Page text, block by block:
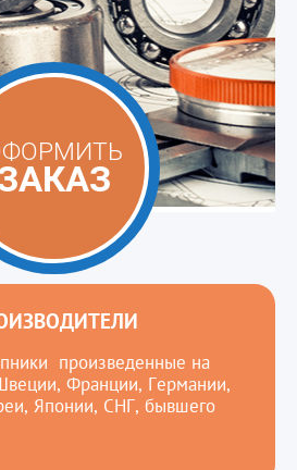
произведенные на
Франции, Германии,
Японии, СНГ, бывшего